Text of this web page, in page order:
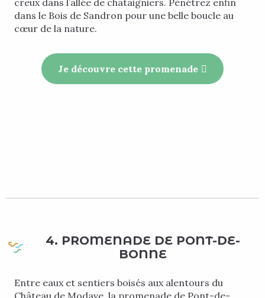
creux dans l’allée de châtaigniers. Pénétrez enfin
dans le Bois de Sandron pour une belle boucle au
cœur de la nature.
Je découvre cette promenade
4. PROMENADE DE PONT-DE-
BONNE
Entre eaux et sentiers boisés aux alentours du